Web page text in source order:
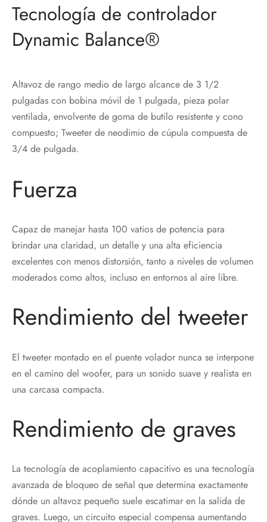
Tecnología de controlador
Dynamic Balance®
Altavoz de rango medio de largo alcance de 3 1/2
pulgadas con bobina móvil de 1 pulgada, pieza polar
ventilada, envolvente de goma de butilo resistente y cono
compuesto; Tweeter de neodimio de cúpula compuesta de
3/4 de pulgada.
Fuerza
Capaz de manejar hasta 100 vatios de potencia para
brindar una claridad, un detalle y una alta eficiencia
excelentes con menos distorsión, tanto a niveles de volumen
moderados como altos, incluso en entornos al aire libre.
Rendimiento del tweeter
El tweeter montado en el puente volador nunca se interpone
en el camino del woofer, para un sonido suave y realista en
una carcasa compacta.
Rendimiento de graves
La tecnología de acoplamiento capacitivo es una tecnología
avanzada de bloqueo de señal que determina exactamente
dónde un altavoz pequeño suele escatimar en la salida de
graves. Luego, un circuito especial compensa aumentando